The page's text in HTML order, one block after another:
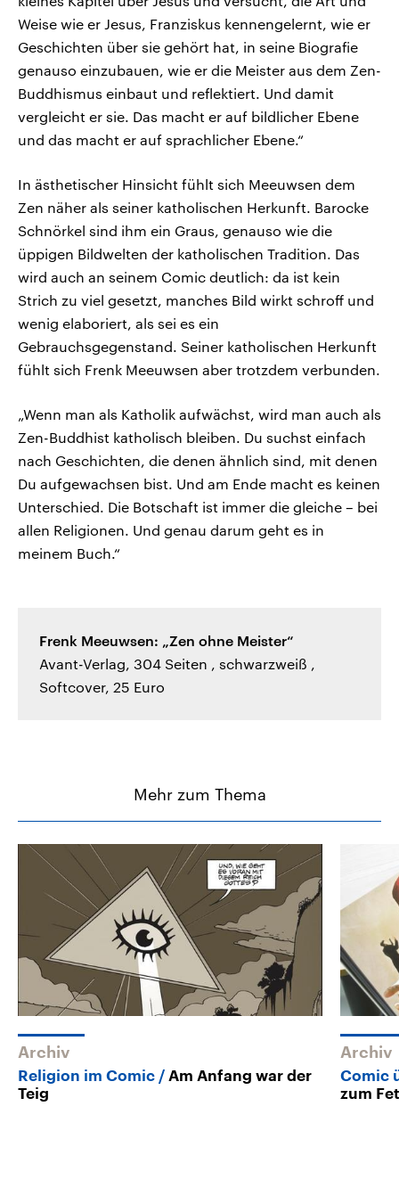
Weise wie er Jesus, Franziskus kennengelernt, wie er
Geschichten über sie gehört hat, in seine Biografie
genauso einzubauen, wie er die Meister aus dem Zen-
Buddhismus einbaut und reflektiert. Und damit
vergleicht er sie. Das macht er auf bildlicher Ebene
und das macht er auf sprachlicher Ebene.“
In ästhetischer Hinsicht fühlt sich Meeuwsen dem
Zen näher als seiner katholischen Herkunft. Barocke
Schnörkel sind ihm ein Graus, genauso wie die
üppigen Bildwelten der katholischen Tradition. Das
wird auch an seinem Comic deutlich: da ist kein
Strich zu viel gesetzt, manches Bild wirkt schroff und
wenig elaboriert, als sei es ein
Gebrauchsgegenstand. Seiner katholischen Herkunft
fühlt sich Frenk Meeuwsen aber trotzdem verbunden.
„Wenn man als Katholik aufwächst, wird man auch als
Zen-Buddhist katholisch bleiben. Du suchst einfach
nach Geschichten, die denen ähnlich sind, mit denen
Du aufgewachsen bist. Und am Ende macht es keinen
Unterschied. Die Botschaft ist immer die gleiche – bei
allen Religionen. Und genau darum geht es in
meinem Buch.“
Frenk Meeuwsen: „Zen ohne Meister“
Avant-Verlag, 304 Seiten , schwarzweiß ,
Softcover, 25 Euro
Mehr zum Thema
Archiv
Religion im Comic
Am Anfang war der
Teig
Archiv
Comic
zum